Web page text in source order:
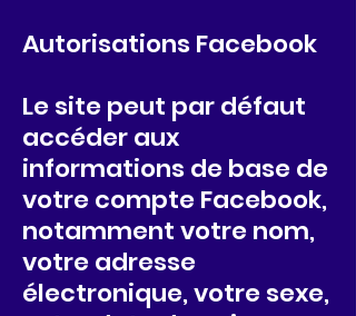
Autorisations Facebook
Le site peut par défaut
accéder aux
informations de base de
votre compte Facebook,
notamment votre nom,
votre adresse
électronique, votre sexe,